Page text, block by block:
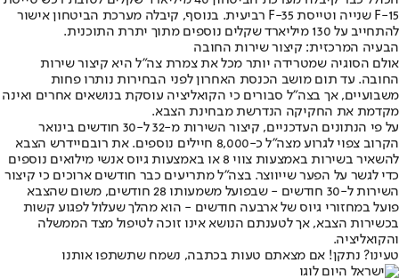
F-15 שנייה וטייסת F-35 רביעית. בנוסף, קיבלה מערכת הביטחון אישור
להתחייב על 130 מיליארד שקלים נוספים מתוך יתרת התוכנית.
הבעיה המרכזית: קיצור שירות החובה
אולם הסוגיה שמטרידה יותר מכל את צמרת צה"ל היא קיצור שירות
החובה. עד תום מושב הכנסת האחרון לפני הבחירות נותרו פחות
משבועיים, אך בצה"ל סבורים כי הקואליציה עוסקת בנושאים אחרים ואינה
מקדמת את החקיקה הנדרשת מבחינת הצבא.
על פי הנתונים העדכניים, קיצור השירות מ-32 ל-30 חודשים בינואר
הקרוב צפוי לגרוע מצה"ל כ-8,000 חיילים נוספים. את רובם
יידרש הצבא
להשאיר בשירות באמצעות צווי 8 או באמצעות גיוס אנשי מילואים נוספים
כדי לגשר על הפער שייווצר. בצה"ל מתריעים כבר חודשים ארוכים כי קיצור
השירות ל-30 חודשים - שבפועל משמעותו 28 חודשים, משום שהצבא
פועל במחזורי גיוס של ארבעה חודשים - הוא מהלך שעלול לפגוע קשות
בכשירות הצבא, אך לטענתם הנושא אינו זוכה לטיפול מצד הממשלה
והקואליציה.
טעינו? נתקן! אם מצאתם טעות בכתבה, נשמח שתשתפו אותנו